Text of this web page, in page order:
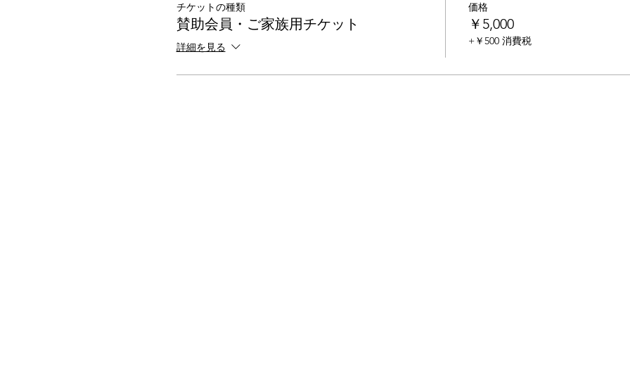
チケットの種類
賛助会員・ご家族用チケット
詳細を見る
価格
￥5,000
+￥500 消費税